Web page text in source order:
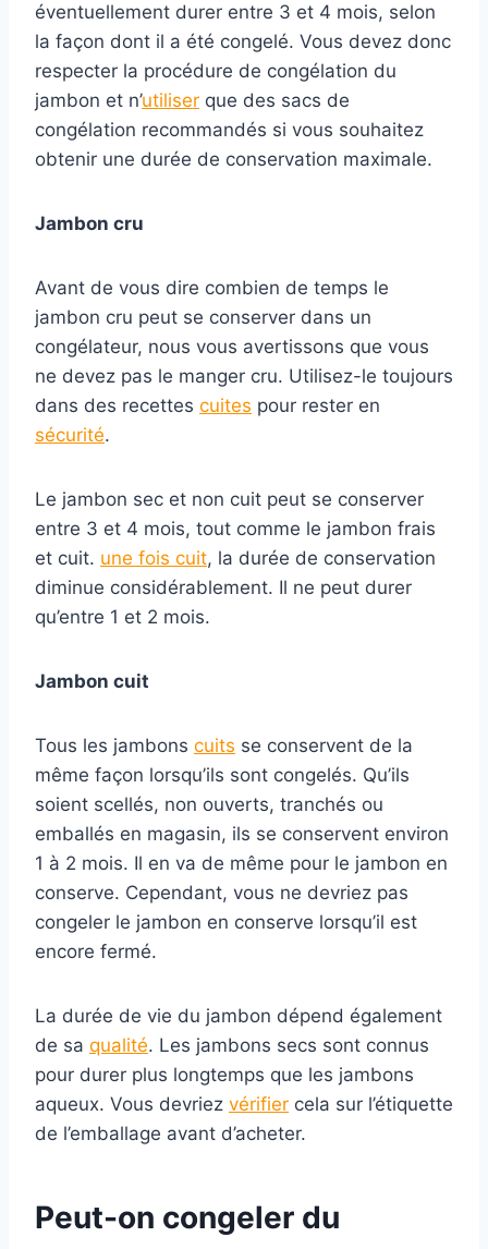
éventuellement durer entre 3 et 4 mois, selon
la façon dont il a été congelé. Vous devez donc
respecter la procédure de congélation du
jambon et n’utiliser que des sacs de
congélation recommandés si vous souhaitez
obtenir une durée de conservation maximale.
Jambon cru
Avant de vous dire combien de temps le
jambon cru peut se conserver dans un
congélateur, nous vous avertissons que vous
ne devez pas le manger cru. Utilisez-le toujours
dans des recettes cuites pour rester en
sécurité.
Le jambon sec et non cuit peut se conserver
entre 3 et 4 mois, tout comme le jambon frais
et cuit. une fois cuit, la durée de conservation
diminue considérablement. Il ne peut durer
qu’entre 1 et 2 mois.
Jambon cuit
Tous les jambons cuits se conservent de la
même façon lorsqu’ils sont congelés. Qu’ils
soient scellés, non ouverts, tranchés ou
emballés en magasin, ils se conservent environ
1 à 2 mois. Il en va de même pour le jambon en
conserve. Cependant, vous ne devriez pas
congeler le jambon en conserve lorsqu’il est
encore fermé.
La durée de vie du jambon dépend également
de sa qualité. Les jambons secs sont connus
pour durer plus longtemps que les jambons
aqueux. Vous devriez vérifier cela sur l’étiquette
de l’emballage avant d’acheter.
Peut-on congeler du